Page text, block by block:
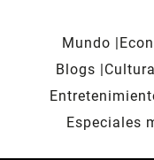
Mundo
Blogs
Cultura
Especiales